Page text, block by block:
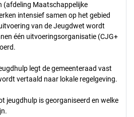
(afdeling Maatschappelijke
intensief samen op het gebied
van de Jeugdwet wordt
één uitvoeringsorganisatie (CJG+
legt de gemeenteraad vast
vertaald naar lokale regelgeving.
jeugdhulp is georganiseerd en welke